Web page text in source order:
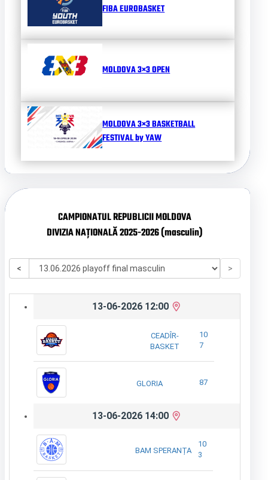
FIBA EUROBASKET
MOLDOVA 3×3 OPEN
MOLDOVA 3×3 BASKETBALL
FESTIVAL by YAW
CAMPIONATUL REPUBLICII MOLDOVA
DIVIZIA NAȚIONALĂ 2025-2026 (masculin)
< >
13-06-2026 12:00
CEADÎR-
BASKET
10
7
GLORIA 87
13-06-2026 14:00
BAM SPERANȚA
10
3